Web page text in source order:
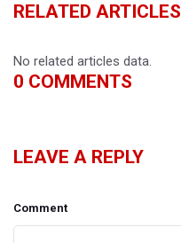
RELATED ARTICLES
No related articles data.
0 COMMENTS
LEAVE A REPLY
Comment